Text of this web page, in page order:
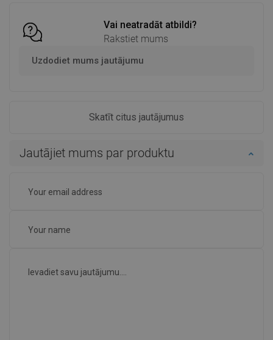
Vai neatradāt atbildi?
Rakstiet mums
Uzdodiet mums jautājumu
Skatīt citus jautājumus
Jautājiet mums par produktu